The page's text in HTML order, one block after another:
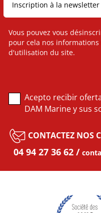
Vous pouvez vous
pour cela nos
d'utilisation du site.
Acepto recibir
DAM Marine y sus
CONTACTEZ NOS
04 94 27 36 62